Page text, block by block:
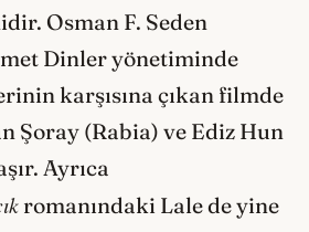
Osman F. Seden
Dinler yönetiminde
karşısına çıkan filmde
Şoray (Rabia) ve Ediz Hun
Ayrıca
romanındaki Lale de yine